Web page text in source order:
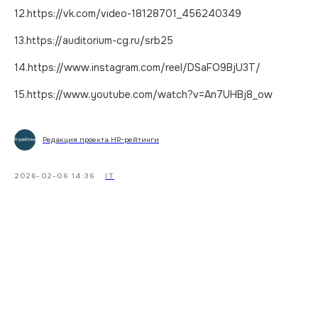
12.https://vk.com/video-18128701_456240349
13.https://auditorium-cg.ru/srb25
14.https://www.instagram.com/reel/DSaFO9BjU3T/
15.https://www.youtube.com/watch?v=An7UHBj8_ow
Редакция проекта HR-рейтинги
2026-02-06 14:36 IT